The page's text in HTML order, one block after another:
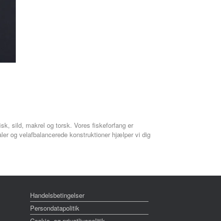
sild, makrel og torsk. Vores fiskeforfang er
og velafbalancerede konstruktioner hjælper vi dig
Handelsbetingelser
Persondatapolitik